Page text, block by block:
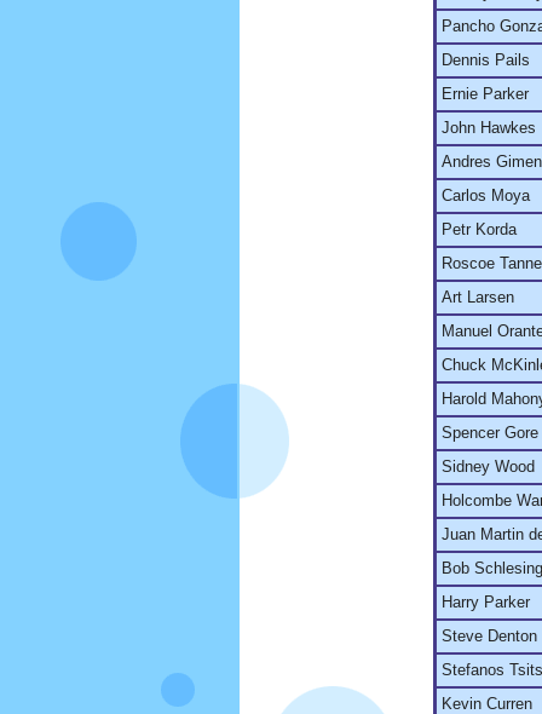
Pancho
Dennis Pails
Ernie Parker
John Hawkes
Andres
Carlos Moya
Petr Korda
Roscoe
Art Larsen
Manuel
Chuck
Harold
Spencer Gore
Sidney Wood
Holcombe
Juan Martin
Bob
Harry Parker
Steve Denton
Stefanos
Kevin Curren